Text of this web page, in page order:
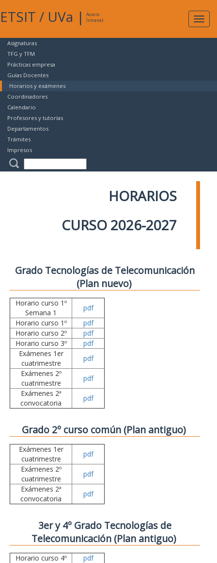
ETSIT / UVa |
Acceso
Intranet
Asignaturas
TFG y TFM
Prácticas empresa
Guías Docentes
Horarios y exámenes
Coordinadores
Calendario
Profesores y tutorías
Departamentos
Trámites
Impresos
HORARIOS
CURSO 2026-2027
Grado Tecnologías de Telecomunicación
(Plan nuevo)
Horario curso 1º
Semana 1
pdf
Horario curso 1º
pdf
Horario curso 2º
pdf
Horario curso 3º
pdf
Exámenes 1er
cuatrimestre
pdf
Exámenes 2º
cuatrimestre
pdf
Exámenes 2ª
convocatoria
pdf
Grado 2º curso común (Plan antiguo)
Exámenes 1er
cuatrimestre
pdf
Exámenes 2º
cuatrimestre
pdf
Exámenes 2ª
convocatoria
pdf
3er y 4º Grado Tecnologías de
Telecomunicación (Plan antiguo)
Horario curso 4º
pdf